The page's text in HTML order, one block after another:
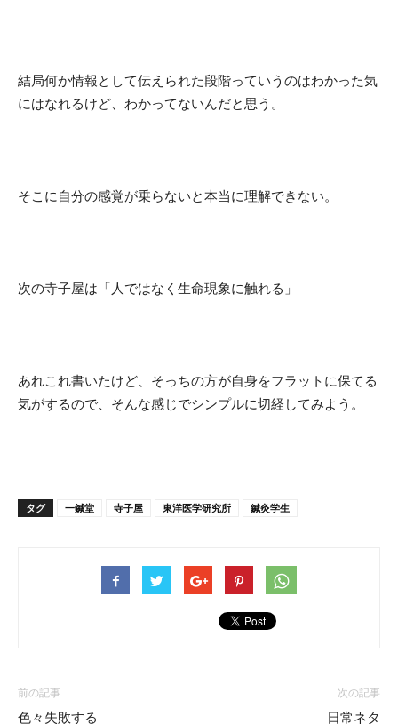
結局何か情報として伝えられた段階っていうのはわかった気
にはなれるけど、わかってないんだと思う。
そこに自分の感覚が乗らないと本当に理解できない。
次の寺子屋は「人ではなく生命現象に触れる」
あれこれ書いたけど、そっちの方が自身をフラットに保てる
気がするので、そんな感じでシンプルに切経してみよう。
タグ 一鍼堂 寺子屋 東洋医学研究所 鍼灸学生
前の記事
色々失敗する
次の記事
日常ネタ